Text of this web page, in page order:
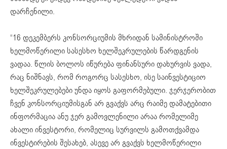
დარჩენილი.
“16 დეკემბერს კონსორციუმის მხრიდან სამინისტროში
ხელმოწერილი სასესხო ხელშეკრულების წარდგენის
ვადაა. წლის ბოლოს იწურება ფინანსური დახურვის ვადა,
რაც ნიშნავს, რომ როგორც სასესხო, ისე საინვესტიციო
ხელშეკრულებები უნდა იყოს გაფორმებული. ჯერჯერობით
ჩვენ კონსორციუმისგან არ გვაქვს არც რაიმე დამატებითი
ინფორმაცია ანუ ჯერ გამოვლენილი არაა რომელიმე
ახალი ინვესტორი, რომელიც სურვილს გამოთქვამდა
ინვესტირების შესახებ, ასევე არ გვაქვს ხელმოწერილი